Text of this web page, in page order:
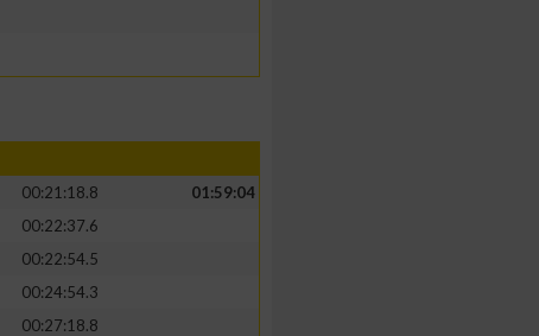
00:21:18.8
01:59:04
00:22:37.6
00:22:54.5
00:24:54.3
00:27:18.8